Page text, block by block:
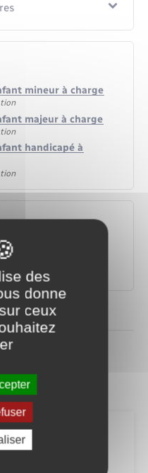
mineur à charge
majeur à charge
handicapé à
Déclaration des
des
donne
ceux